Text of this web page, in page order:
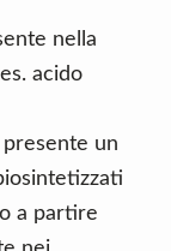
nella
acido
presente un
a partire